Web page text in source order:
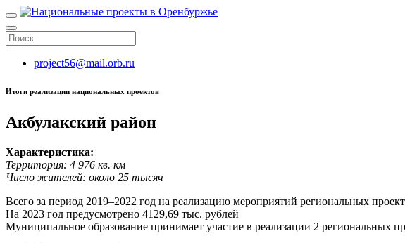
project56@mail.orb.ru
Итоги реализации национальных проектов
Акбулакский район
Характеристика:
Территория: 4 976 кв. км
Число жителей: около 25 тысяч
Всего за период 2019–2022 год на реализацию мероприятий региональных
На 2023 год предусмотрено 4129,69 тыс. рублей
Муниципальное образование принимает участие в реализации 2 региональных